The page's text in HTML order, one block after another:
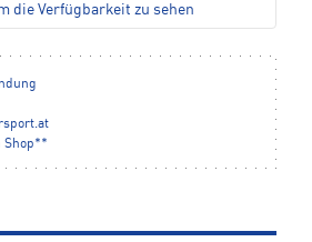
die Verfügbarkeit zu sehen
Shop**